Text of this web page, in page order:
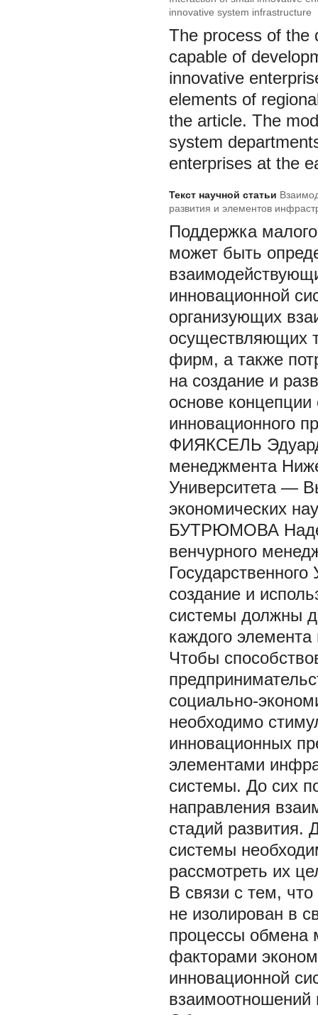
innovative system infrastructure
The process of the
capable of
innovative
elements of
the article. The
system
enterprises at the
Текст научной статьи
развития и элементов
Поддержка
может быть
инновационной
организующих
осуществляющих
фирм, а также
на создание и
основе
инновационного
ФИЯКСЕЛЬ
менеджмента
Университета —
экономических
БУТРЮМОВА
венчурного
создание и
системы должны
каждого
Чтобы
социально-
необходимо
инновационных
элементами
системы. До сих
направления
стадий развития.
системы
рассмотреть их
В связи с тем,
не изолирован в
процессы обмена
факторами
инновационной
взаимоотношений